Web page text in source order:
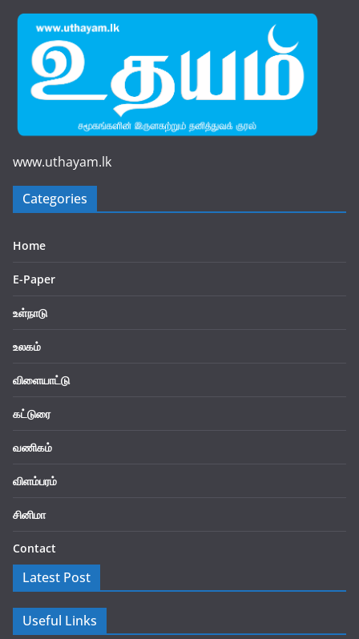
www.uthayam.lk
Categories
Home
E-Paper
உள்நாடு
உலகம்
விளையாட்டு
கட்டுரை
வணிகம்
விளம்பரம்
சினிமா
Contact
Latest Post
Useful Links